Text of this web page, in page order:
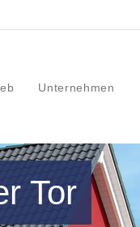
Unternehmen
Tor